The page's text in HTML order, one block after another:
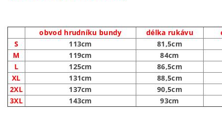
obvod hrudníku bundy délka rukávu
S
113cm
81,5cm
M
119cm
84cm
L
125cm
86,5cm
XL
131cm
88,5cm
2XL
137cm
90,5cm
3XL
143cm 93cm